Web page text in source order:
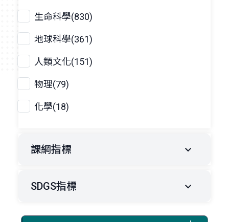
生命科學(830)
地球科學(361)
人類文化(151)
物理(79)
化學(18)
課綱指標
SDGS指標